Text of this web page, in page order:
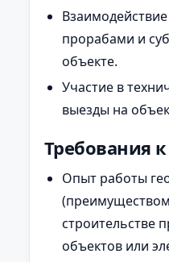
прорабами и
объекте.
Участие в
выезды на
Требования
Опыт работы
строительстве
объектов или